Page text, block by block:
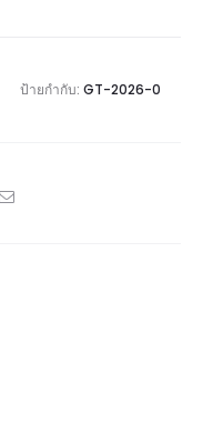
ป้ายกำกับ: GT-2026-0